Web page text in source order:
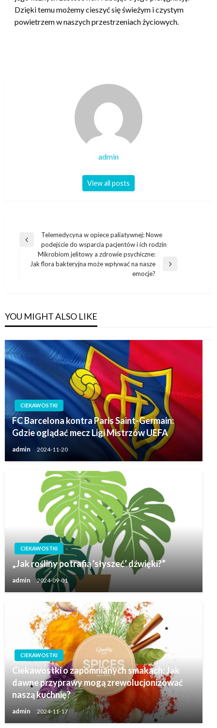
Dzięki temu możemy cieszyć się świeżym i czystym
powietrzem w naszych przestrzeniach życiowych.
admin
View all posts
Nawigacja
wpisu
Previous
Telemedycyna w opiece paliatywnej: Nowe
podejście do wsparcia pacjentów i ich rodzin
Next
Mikrobiom jelitowy a zdrowie psychiczne:
Jak flora bakteryjna może wpływać na nasze
emocje?
YOU MIGHT ALSO LIKE
CIEKAWOSTKI
FC Barcelona kontra Paris Saint-Germain:
Gdzie oglądać mecz Ligi Mistrzów UEFA
admin 2024-11-20
CIEKAWOSTKI
„Jak rośliny potrafią 'słyszeć’ dźwięki?”
admin 2024-09-01
CIEKAWOSTKI
Ciekawostki o zapomnianych smakach: Jak
dawne przyprawy mogą zrewolucjonizować
naszą kuchnię?
admin 2024-11-17